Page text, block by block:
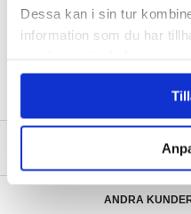
Dessa kan i sin tur
information som du har
EAN: 5714122426697
Relaterade kategorier:
Mobiltillbehör ,
Skal & Tillbehör
ANDRA